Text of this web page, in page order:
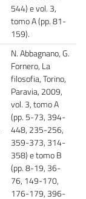
544) e vol. 3,
tomo A (pp. 81-
159).
N. Abbagnano, G.
Fornero, La
filosofia, Torino,
Paravia, 2009,
vol. 3, tomo A
(pp. 5-73, 394-
448, 235-256,
359-373, 314-
358) e tomo B
(pp. 8-19, 36-
76, 149-170,
176-179, 396-